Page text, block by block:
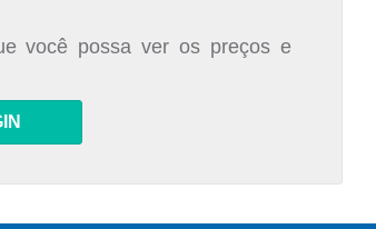
você possa ver os preços e